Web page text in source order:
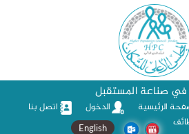
في صناعة المستقبل
الرئيسية الدخول
اتصل بنا
English